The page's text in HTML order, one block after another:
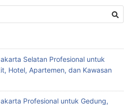
Selatan Profesional untuk
Hotel, Apartemen, dan Kawasan
Profesional untuk Gedung,